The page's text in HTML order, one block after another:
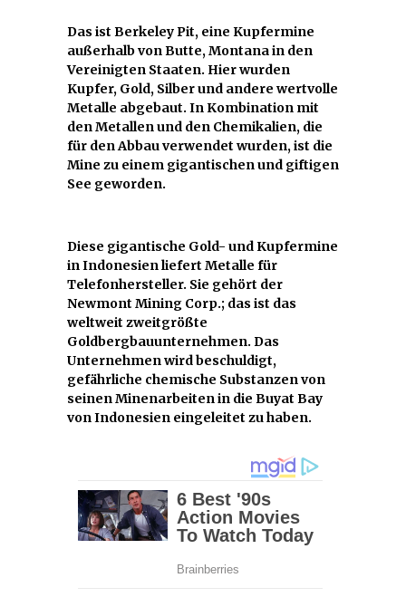
Das ist Berkeley Pit, eine Kupfermine
außerhalb von Butte, Montana in den
Vereinigten Staaten. Hier wurden
Kupfer, Gold, Silber und andere wertvolle
Metalle abgebaut. In Kombination mit
den Metallen und den Chemikalien, die
für den Abbau verwendet wurden, ist die
Mine zu einem gigantischen und giftigen
See geworden.
Diese gigantische Gold- und Kupfermine
in Indonesien liefert Metalle für
Telefonhersteller. Sie gehört der
Newmont Mining Corp.; das ist das
weltweit zweitgrößte
Goldbergbauunternehmen. Das
Unternehmen wird beschuldigt,
gefährliche chemische Substanzen von
seinen Minenarbeiten in die Buyat Bay
von Indonesien eingeleitet zu haben.